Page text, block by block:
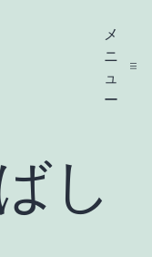
メ
ニ
ュ
ー
し